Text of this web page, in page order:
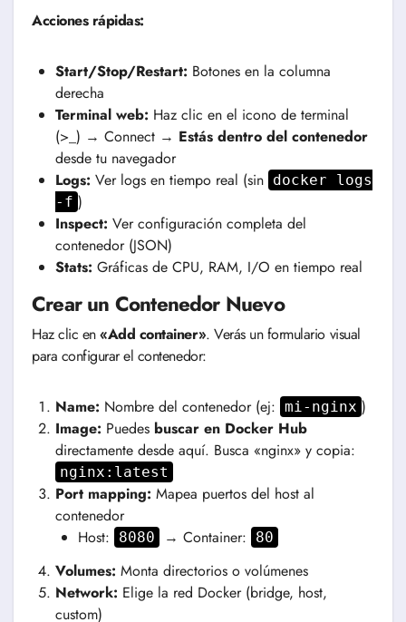
Acciones rápidas:
Start/Stop/Restart: Botones en la columna
derecha
Terminal web: Haz clic en el icono de terminal
(>_) → Connect → Estás dentro del contenedor
desde tu navegador
Logs: Ver logs en tiempo real (sin docker logs
-f )
Inspect: Ver configuración completa del
contenedor (JSON)
Stats: Gráficas de CPU, RAM, I/O en tiempo real
Crear un Contenedor Nuevo
Haz clic en«Add container». Verás un formulario visual
para configurar el contenedor:
Name: Nombre del contenedor (ej: mi-nginx )
Image: Puedes buscar en Docker Hub
directamente desde aquí. Busca «nginx» y copia:
nginx:latest
Port mapping: Mapea puertos del host al
contenedor
Host:
8080 → Container: 80
Volumes: Monta directorios o volúmenes
Network: Elige la red Docker (bridge, host,
custom)